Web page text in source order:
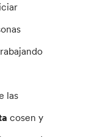
las
cosen y